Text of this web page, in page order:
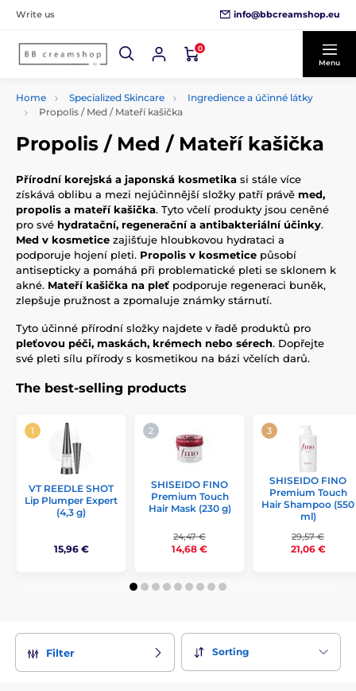
Write us info@bbcreamshop.eu
0
Menu
Home Specialized Skincare
Ingredience a účinné látky
Propolis / Med / Mateří kašička
Propolis / Med / Mateří kašička
Přírodní korejská a japonská kosmetika si stále více
získává oblibu a mezi nejúčinnější složky patří právě med,
propolis a mateří kašička. Tyto včelí produkty jsou ceněné
pro své hydratační, regenerační a antibakteriální účinky.
Med v kosmetice zajišťuje hloubkovou hydrataci a
podporuje hojení pleti. Propolis v kosmetice působí
antisepticky a pomáhá při problematické pleti se sklonem k
akné. Mateří kašička na pleť podporuje regeneraci buněk,
zlepšuje pružnost a zpomaluje známky stárnutí.
Tyto účinné přírodní složky najdete v řadě produktů pro
pleťovou péči, maskách, krémech nebo sérech. Dopřejte
své pleti sílu přírody s kosmetikou na bázi včelích darů.
The best-selling products
VT REEDLE SHOT
Lip Plumper Expert
(4,3 g)
15,96 €
SHISEIDO FINO
Premium Touch
Hair Mask (230 g)
24,47 €
14,68 €
SHISEIDO FINO
Premium Touch
Hair Shampoo (550
ml)
29,57 €
21,06 €
Filter Sorting